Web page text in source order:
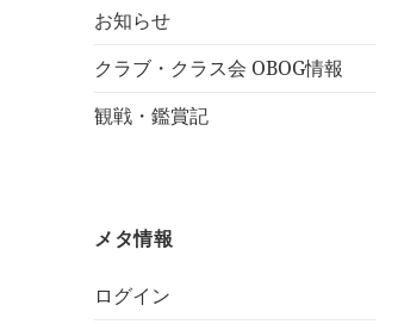
お知らせ
クラブ・クラス会 OBOG情報
観戦・鑑賞記
メタ情報
ログイン